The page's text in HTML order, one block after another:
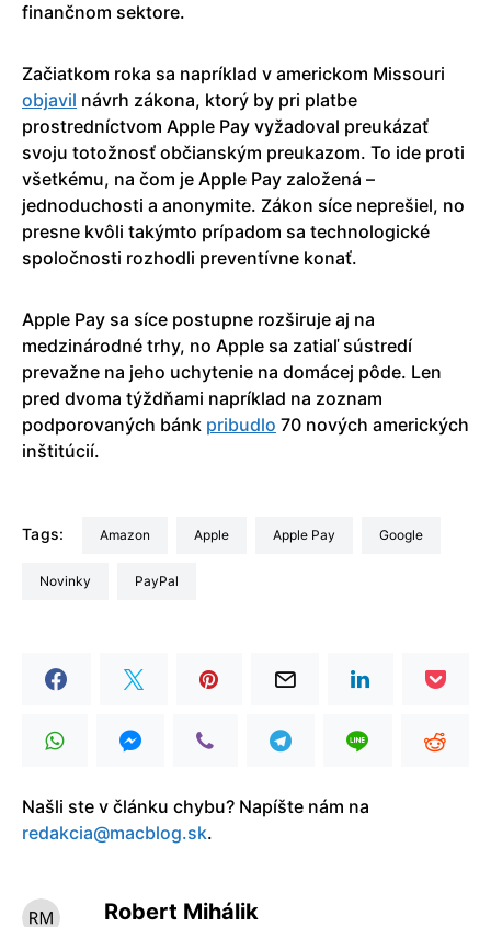
finančnom sektore.
Začiatkom roka sa napríklad v americkom Missouri
objavil návrh zákona, ktorý by pri platbe
prostredníctvom Apple Pay vyžadoval preukázať
svoju totožnosť občianským preukazom. To ide proti
všetkému, na čom je Apple Pay založená –
jednoduchosti a anonymite. Zákon síce neprešiel, no
presne kvôli takýmto prípadom sa technologické
spoločnosti rozhodli preventívne konať.
Apple Pay sa síce postupne rozširuje aj na
medzinárodné trhy, no Apple sa zatiaľ sústredí
prevažne na jeho uchytenie na domácej pôde. Len
pred dvoma týždňami napríklad na zoznam
podporovaných bánk pribudlo 70 nových amerických
inštitúcií.
Tags: Amazon Apple Apple Pay Google
Novinky PayPal
Našli ste v článku chybu? Napíšte nám na
redakcia@macblog.sk.
Robert Mihálik